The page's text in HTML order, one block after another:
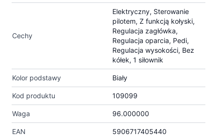
Cechy
Elektryczny, Sterowanie
pilotem, Z funkcją kołyski,
Regulacja zagłówka,
Regulacja oparcia, Pedi,
Regulacja wysokości, Bez
kółek, 1 siłownik
Kolor podstawy Biały
Kod produktu 109099
Waga 96.000000
EAN 5906717405440